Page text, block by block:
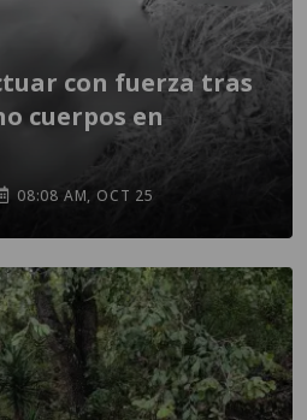
con fuerza tras
cuerpos en
08:08 AM, OCT 25